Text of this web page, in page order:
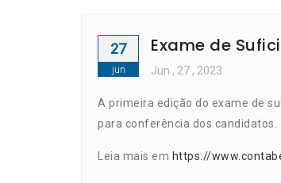
27
jun
Exame de
Jun , 27 , 2023
A primeira edição do exame de
para conferência dos candidatos.
Leia mais em https://